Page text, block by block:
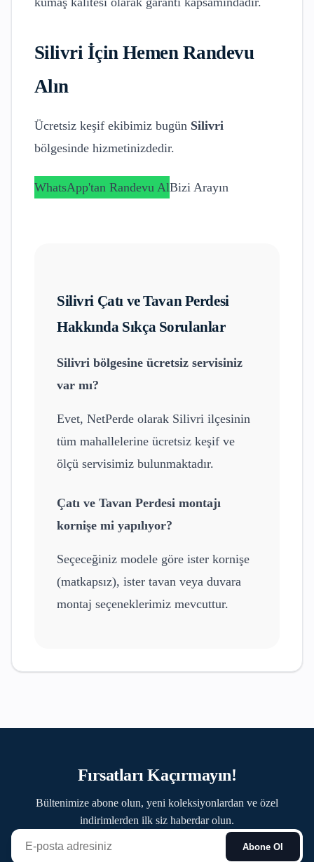
Silivriİçin Hemen Randevu
Alın
Ücretsiz keşif ekibimiz bugün Silivri
bölgesinde hizmetinizdedir.
WhatsApp'tan Randevu AlBizi Arayın
Silivri Çatı ve Tavan Perdesi
Hakkında Sıkça Sorulanlar
Silivri bölgesine ücretsiz servisiniz
var mı?
Evet, NetPerde olarak Silivri ilçesinin
tüm mahallelerine ücretsiz keşif ve
ölçü servisimiz bulunmaktadır.
Çatı ve Tavan Perdesi montajı
kornişe mi yapılıyor?
Seçeceğiniz modele göre ister kornişe
(matkapsız), ister tavan veya duvara
montaj seçeneklerimiz mevcuttur.
Fırsatları Kaçırmayın!
Bültenimize abone olun, yeni koleksiyonlardan ve özel
indirimlerden ilk siz haberdar olun.
Abone Ol